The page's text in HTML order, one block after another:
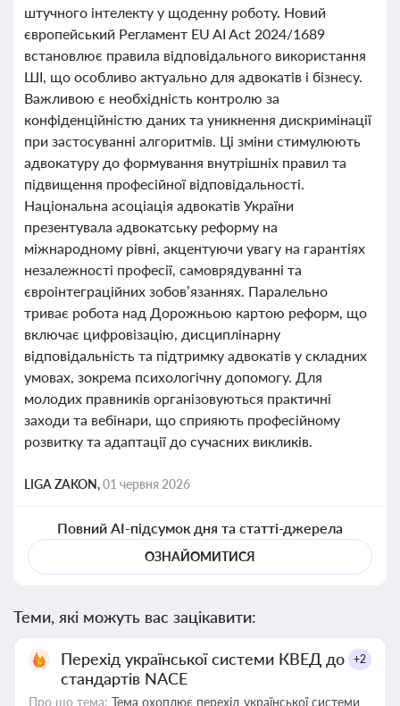
штучного інтелекту у щоденну роботу. Новий
європейський Регламент EU AI Act 2024/1689
встановлює правила відповідального використання
ШІ, що особливо актуально для адвокатів і бізнесу.
Важливою є необхідність контролю за
конфіденційністю даних та уникнення дискримінації
при застосуванні алгоритмів. Ці зміни стимулюють
адвокатуру до формування внутрішніх правил та
підвищення професійної відповідальності.
Національна асоціація адвокатів України
презентувала адвокатську реформу на
міжнародному рівні, акцентуючи увагу на гарантіях
незалежності професії, самоврядуванні та
євроінтеграційних зобов’язаннях. Паралельно
триває робота над Дорожньою картою реформ, що
включає цифровізацію, дисциплінарну
відповідальність та підтримку адвокатів у складних
умовах, зокрема психологічну допомогу. Для
молодих правників організовуються практичні
заходи та вебінари, що сприяють професійному
розвитку та адаптації до сучасних викликів.
LIGA ZAKON,01 червня 2026
Повний AI-підсумок дня та статті-джерела
ОЗНАЙОМИТИСЯ
Теми, які можуть вас зацікавити:
Перехід української системи КВЕД до
стандартів NACE
+2
Про що тема: Тема охоплює перехід української системи